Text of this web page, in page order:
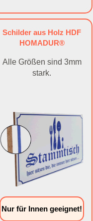
Schilder aus Holz HDF
HOMADUR®
Alle Größen sind 3mm
stark.
Nur für Innen geeignet!